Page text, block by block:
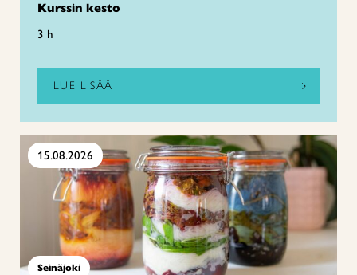
Kurssin kesto
3 h
LUE LISÄÄ
15.08.2026
Seinäjoki